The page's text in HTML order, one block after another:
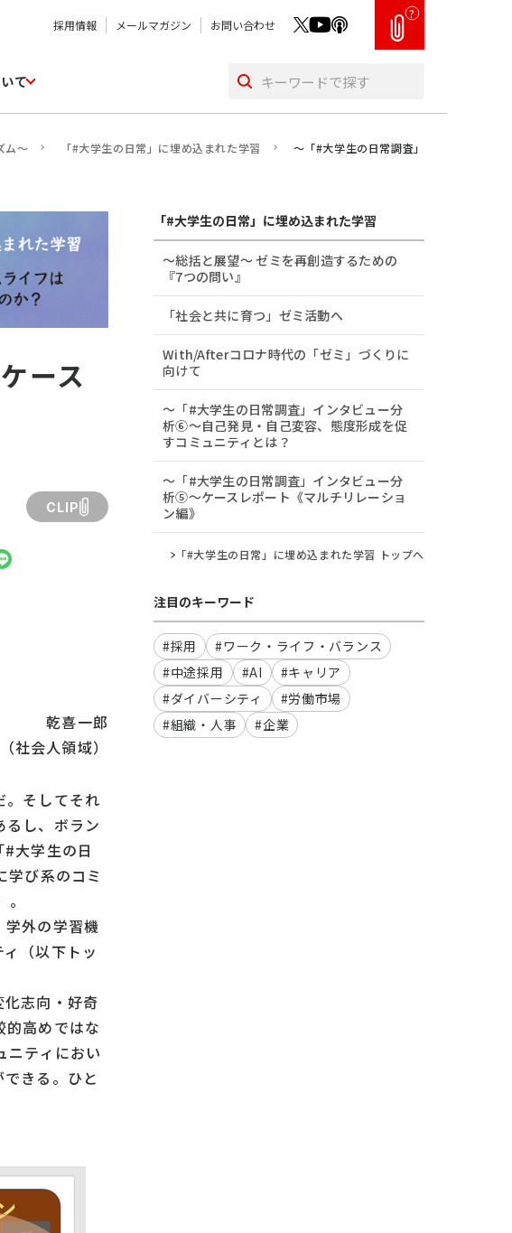
採用情報 メールマガジン お問い合わせ
?
て
ム～ 「#大学生の日常」に埋め込まれた学習 ～「#大学生の日常調査」インタビュー
ース
CLIP
乾喜一郎
会人領域）
。そしてそれ
し、ボラン
大学生の日
学び系のコミ
。
外の学習機
（以下トッ
志向・好奇
高めではな
ニティにおい
きる。ひと
「#大学生の日常」に埋め込まれた学習
～総括と展望～ ゼミを再創造するための
『7つの問い』
「社会と共に育つ」ゼミ活動へ
With/Afterコロナ時代の「ゼミ」づくりに
向けて
～「#大学生の日常調査」インタビュー分
析⑥～自己発見・自己変容、態度形成を促
すコミュニティとは？
～「#大学生の日常調査」インタビュー分
析⑤～ケースレポート《マルチリレーショ
ン編》
「#大学生の日常」に埋め込まれた学習 トップへ
注目のキーワード
#採用
#ワーク・ライフ・バランス
#中途採用
#AI
#キャリア
#ダイバーシティ
#労働市場
#組織・人事
#企業